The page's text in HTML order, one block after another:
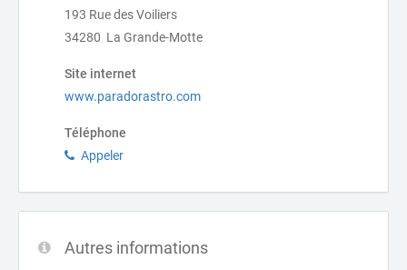
193 Rue des Voiliers
34280 La Grande-Motte
Site internet
www.paradorastro.com
Téléphone
Appeler
Autres informations